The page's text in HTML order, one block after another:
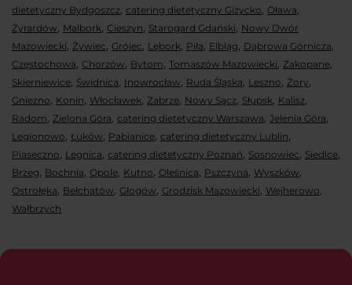
dietetyczny Bydgoszcz, catering dietetyczny Giżycko, Oława,
Żyrardów, Malbork, Cieszyn, Starogard Gdański, Nowy Dwór
Mazowiecki, Żywiec, Grójec, Lębork, Piła, Elbląg, Dąbrowa Górnicza,
Częstochowa, Chorzów, Bytom, Tomaszów Mazowiecki, Zakopane,
Skierniewice, Świdnica, Inowrocław, Ruda Śląska, Leszno, Żory,
Gniezno, Konin, Włocławek, Zabrze, Nowy Sącz, Słupsk, Kalisz,
Radom, Zielona Góra, catering dietetyczny Warszawa, Jelenia Góra,
Legionowo, Łuków, Pabianice, catering dietetyczny Lublin,
Piaseczno, Legnica, catering dietetyczny Poznań, Sosnowiec, Siedlce,
Brzeg, Bochnia, Opole, Kutno, Oleśnica, Pszczyna, Wyszków,
Ostrołęka, Bełchatów, Głogów, Grodzisk Mazowiecki, Wejherowo,
Wałbrzych